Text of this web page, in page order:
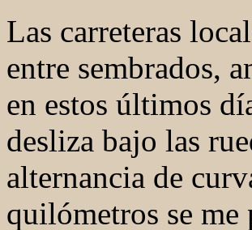
Las carreteras
entre sembrados,
en estos últimos
desliza bajo las
alternancia de
quilómetros se me